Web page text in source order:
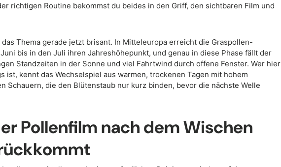
richtigen Routine bekommst du beides in den Griff, den sichtbaren Film und
Thema gerade jetzt brisant. In Mitteleuropa erreicht die Graspollen-
bis in den Juli ihren Jahreshöhepunkt, und genau in diese Phase fällt der
Standzeiten in der Sonne und viel Fahrtwind durch offene Fenster. Wer hier
ist, kennt das Wechselspiel aus warmen, trockenen Tagen mit hohem
Schauern, die den Blütenstaub nur kurz binden, bevor die nächste Welle
Pollenfilm nach dem Wischen